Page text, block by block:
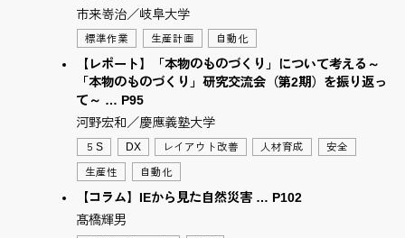
市来嵜治／岐阜大学
標準作業 生産計画 自動化
【レポート】「本物のものづくり」について考える～
「本物のものづくり」研究交流会（第2期）を振り返っ
て～ … P95
河野宏和／慶應義塾大学
５S DX レイアウト改善 人材育成 安全
生産性 自動化
【コラム】IEから見た自然災害 … P102
髙橋輝男